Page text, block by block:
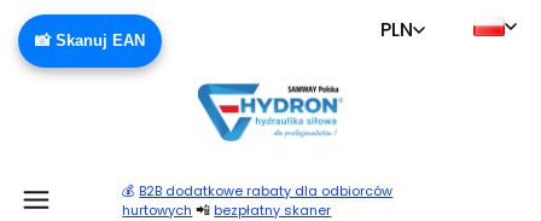
📸 Skanuj EAN PLN
💰 B2B dodatkowe rabaty dla odbiorców
hurtowych 📲 bezpłatny skaner